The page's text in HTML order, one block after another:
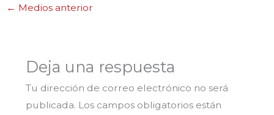
← Medios anterior
Deja una respuesta
Tu dirección de correo electrónico no será
publicada. Los campos obligatorios están